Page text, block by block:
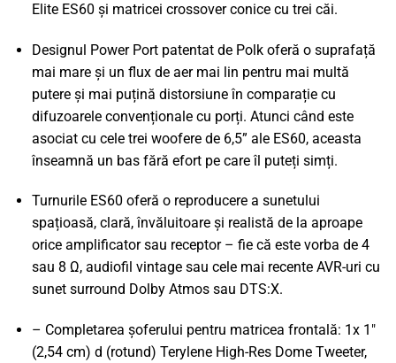
Elite ES60 și matricei crossover conice cu trei căi.
Designul Power Port patentat de Polk oferă o suprafață
mai mare și un flux de aer mai lin pentru mai multă
putere și mai puțină distorsiune în comparație cu
difuzoarele convenționale cu porți. Atunci când este
asociat cu cele trei woofere de 6,5” ale ES60, aceasta
înseamnă un bas fără efort pe care îl puteți simți.
Turnurile ES60 oferă o reproducere a sunetului
spațioasă, clară, învăluitoare și realistă de la aproape
orice amplificator sau receptor – fie că este vorba de 4
sau 8 Ω, audiofil vintage sau cele mai recente AVR-uri cu
sunet surround Dolby Atmos sau DTS:X.
– Completarea șoferului pentru matricea frontală: 1x 1"
(2,54 cm) d (rotund) Terylene High-Res Dome Tweeter,